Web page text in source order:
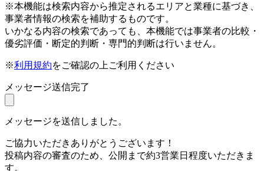
※本機能は検索内容から推定されるエリアと業種に基づき、
事業者情報の検索を補助するものです。
いかなる内容の検索であっても、本機能では事業者の比較・
優劣評価・断定的判断・専門的判断は行いません。
※利用規約をご確認の上ご利用ください
メッセージ送信完了
メッセージを送信しました。
ご協力いただきありがとうございます！
投稿内容の審査のため、公開まで約3営業日程度いただきま
す。